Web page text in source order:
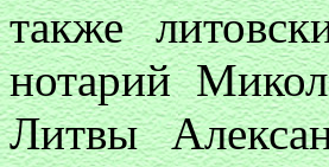
также
нотарий
Литвы